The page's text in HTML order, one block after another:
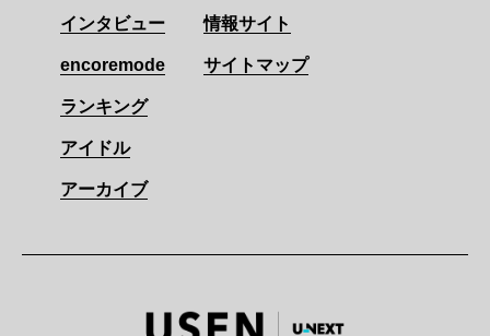
インタビュー
encoremode
ランキング
アイドル
アーカイブ
情報サイト
サイトマップ